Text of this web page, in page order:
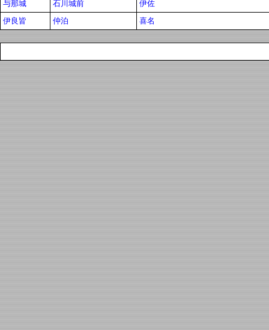
与那城
石川城前
伊佐
伊良皆
仲泊 喜名